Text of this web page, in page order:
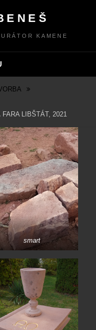
KAMENE
LIBŠTÁT, 2021
smart